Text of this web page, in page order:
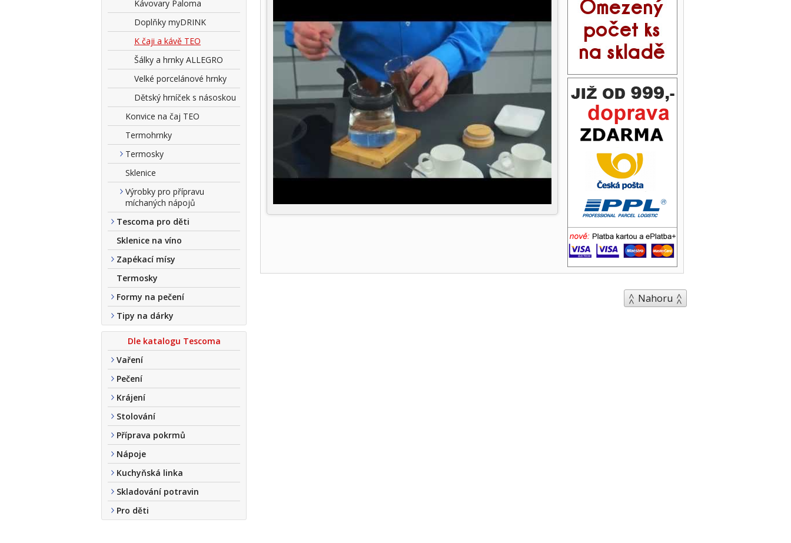
Kávovary Paloma
Doplňky myDRINK
K čaji a kávě TEO
Šálky a hrnky ALLEGRO
Velké porcelánové hrnky
Dětský hrníček s násoskou
Konvice na čaj TEO
Termohrnky
Termosky
Sklenice
Výrobky pro přípravu
míchaných nápojů
Tescoma pro děti
Sklenice na víno
Zapékací mísy
Termosky
Formy na pečení
Tipy na dárky
Dle katalogu Tescoma
Vaření
Pečení
Krájení
Stolování
Příprava pokrmů
Nápoje
Kuchyňská linka
Skladování potravin
Pro děti
Nahoru